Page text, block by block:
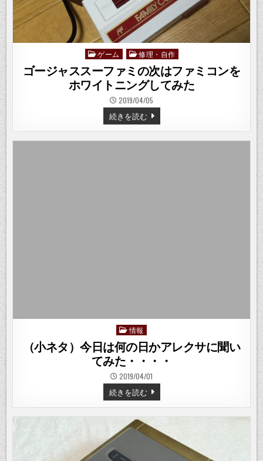
Posted
in
ゲーム 修理・自作
ゴージャススーファミの次はファミコンを
ホワイトニングしてみた
2019/04/05
続きを読むゴ
ー
ジ
ャ
て
た
Posted
in
情報
（小ネタ）今日は何の日かアレクサに聞い
てみた・・・・
2019/04/01
続きを読む（小
ネ
タ）
今
日
は
何